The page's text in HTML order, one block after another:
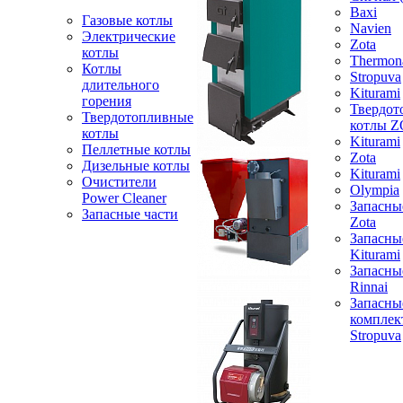
Газовые котлы
Электрические
котлы
Котлы
длительного
горения
Твердотопливные
котлы
Пеллетные котлы
Дизельные котлы
Очистители
Power Cleaner
Запасные части
Baxi
Navien
Zota
Stropuva
Kiturami
котлы
Kiturami
Zota
Kiturami
Olympia
Zota
Kiturami
Rinnai
Stropuva